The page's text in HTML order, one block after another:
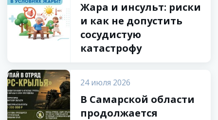
Жара и инсульт: риски
и как не допустить
сосудистую
катастрофу
24 июля 2026
В Самарской области
продолжается